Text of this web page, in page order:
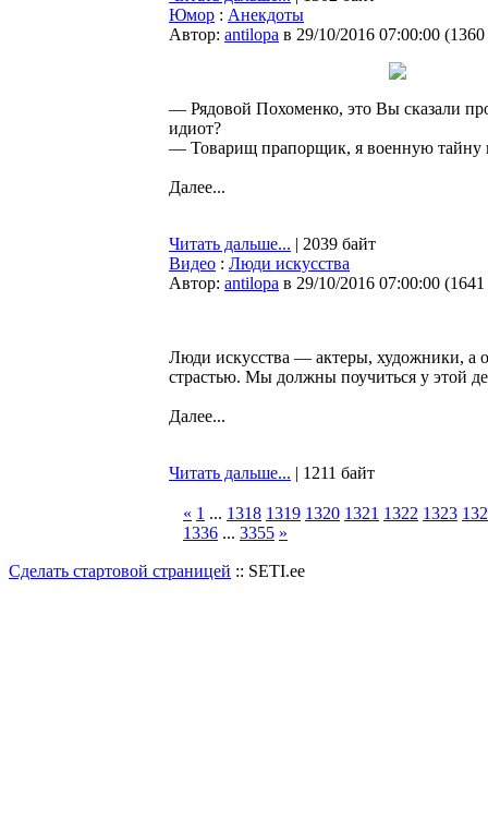
Юмор : Анекдоты
Автор: antilopa в 29/10/2016 07:00:00 (
— Рядовой Похоменко, это Вы сказали
идиот?
— Товарищ прапорщик, я военную тайну
Далее...
Читать дальше... | 2039 байт
Видео : Люди искусства
Автор: antilopa в 29/10/2016 07:00:00 (
Люди искусства — актеры, художники, а
страстью. Мы должны поучиться у этой
Далее...
Читать дальше... | 1211 байт
« 1 ... 1318 1319 1320 1321 1322 1323
1336 ... 3355 »
Сделать стартовой страницей :: SETI.ee